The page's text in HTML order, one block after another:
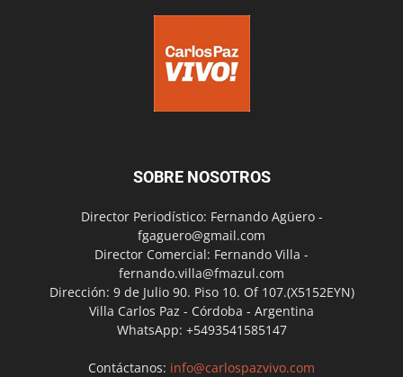
SOBRE NOSOTROS
Director Periodístico: Fernando Agüero -
fgaguero@gmail.com
Director Comercial: Fernando Villa -
fernando.villa@fmazul.com
Dirección: 9 de Julio 90. Piso 10. Of 107.(X5152EYN)
Villa Carlos Paz - Córdoba - Argentina
WhatsApp: +5493541585147
Contáctanos: info@carlospazvivo.com